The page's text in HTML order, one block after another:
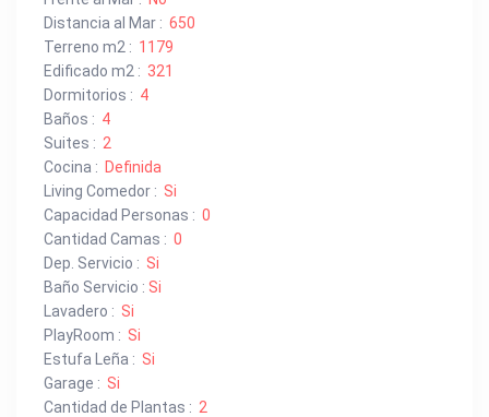
Distancia al Mar : 650
Terreno m2 : 1179
Edificado m2 : 321
Dormitorios : 4
Baños : 4
Suites : 2
Cocina : Definida
Living Comedor : Si
Capacidad Personas : 0
Cantidad Camas : 0
Dep. Servicio : Si
Baño Servicio : Si
Lavadero : Si
PlayRoom : Si
Estufa Leña : Si
Garage : Si
Cantidad de Plantas : 2